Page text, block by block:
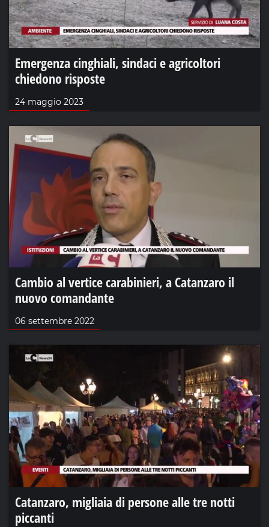
Emergenza cinghiali, sindaci e agricoltori
chiedono risposte
24 maggio 2023
Cambio al vertice carabinieri, a Catanzaro il
nuovo comandante
06 settembre 2022
Catanzaro, migliaia di persone alle tre notti
piccanti